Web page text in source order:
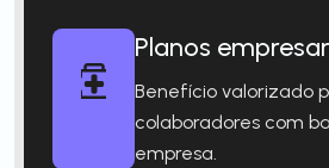
Planos
Benefício valorizado
colaboradores com
empresa.